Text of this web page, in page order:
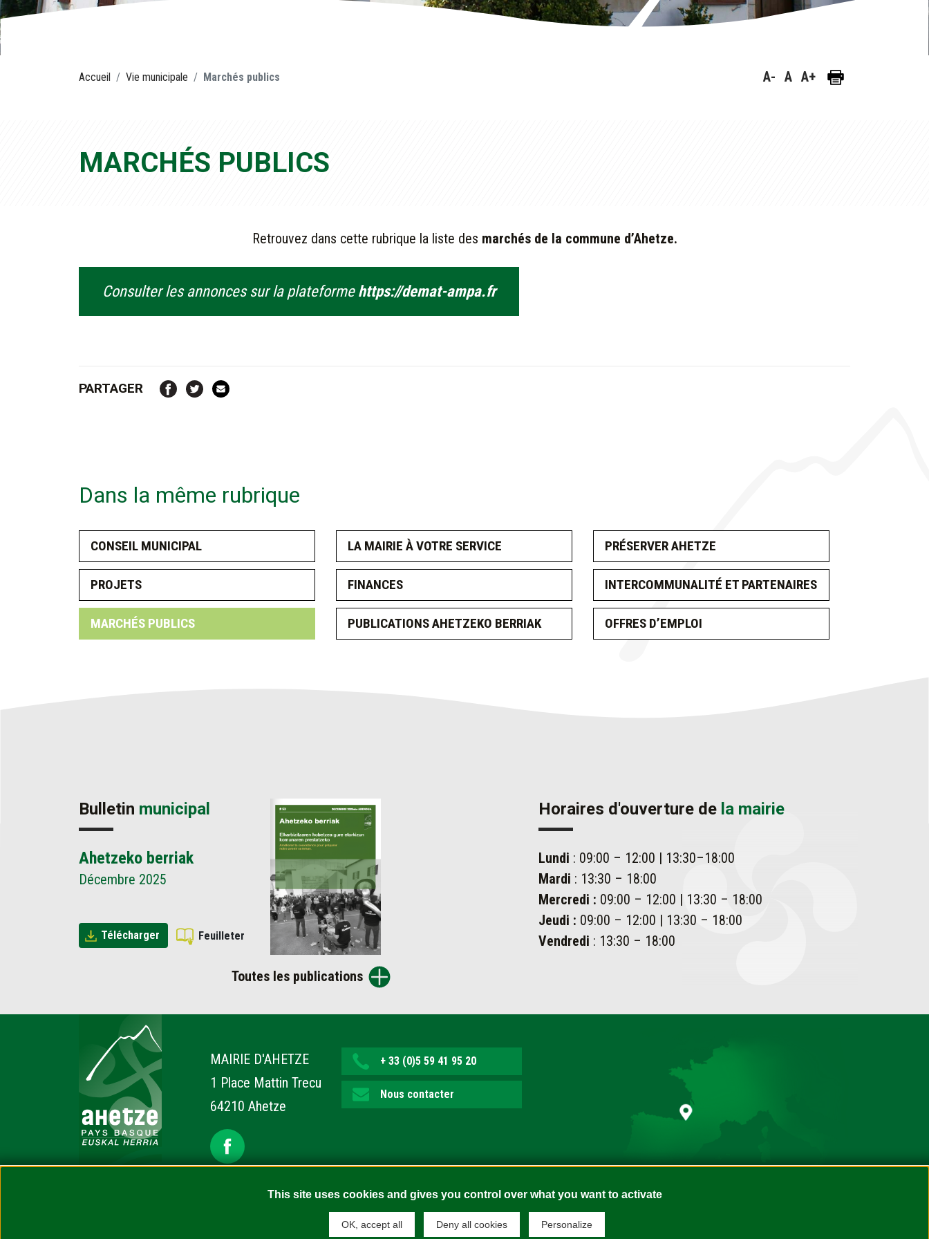
This site uses cookies and gives you control over what you want to activate
OK, accept all Deny all cookies Personalize
Accueil Vie municipale Marchés publics A- A A+
MARCHÉS PUBLICS
Retrouvez dans cette rubrique la liste des marchés de la commune d’Ahetze.
Consulter les annonces sur la plateformehttps://demat-ampa.fr
PARTAGER
Dans la même rubrique
CONSEIL MUNICIPAL LA MAIRIE À VOTRE SERVICE PRÉSERVER AHETZE
PROJETS FINANCES INTERCOMMUNALITÉ ET PARTENAIRES
MARCHÉS PUBLICS PUBLICATIONS AHETZEKO BERRIAK OFFRES D’EMPLOI
Bulletin municipal
Ahetzeko berriak
Décembre 2025
Télécharger Feuilleter
Toutes les publications
Horaires d'ouverture de la mairie
Lundi : 09:00 – 12:00 | 13:30–18:00
Mardi : 13:30 – 18:00
Mercredi : 09:00 – 12:00 | 13:30 – 18:00
Jeudi : 09:00 – 12:00 | 13:30 – 18:00
Vendredi : 13:30 – 18:00
MAIRIE D'AHETZE
1 Place Mattin Trecu
64210 Ahetze
+ 33 (0)5 59 41 95 20
Nous contacter